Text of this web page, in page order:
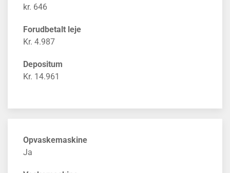
kr. 646
Forudbetalt leje
Kr. 4.987
Depositum
Kr. 14.961
Opvaskemaskine
Ja